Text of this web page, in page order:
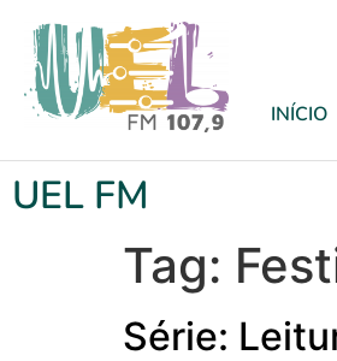
INÍCIO
UEL FM
Tag:
Série: